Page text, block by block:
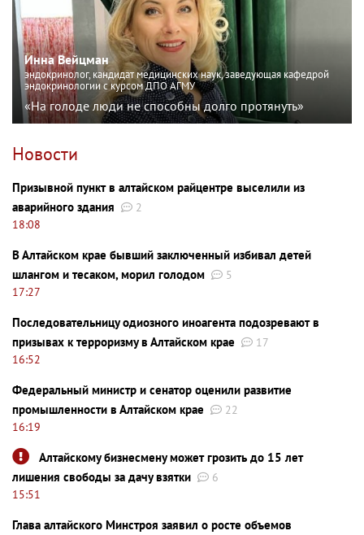
Инна Вейцман
эндокринолог, кандидат медицинских наук, заведующая кафедрой
эндокринологии с курсом ДПО АГМУ
«На голоде люди не способны долго протянуть»
Новости
Призывной пункт в алтайском райцентре выселили из
аварийного здания
2
18:08
В Алтайском крае бывший заключенный избивал детей
шлангом и тесаком, морил голодом
5
17:27
Последовательницу одиозного иноагента подозревают в
призывах к терроризму в Алтайском крае
17
16:52
Федеральный министр и сенатор оценили развитие
промышленности в Алтайском крае
22
16:19
Алтайскому бизнесмену может грозить до 15 лет
лишения свободы за дачу взятки
6
15:51
Глава алтайского Минстроя заявил о росте объемов